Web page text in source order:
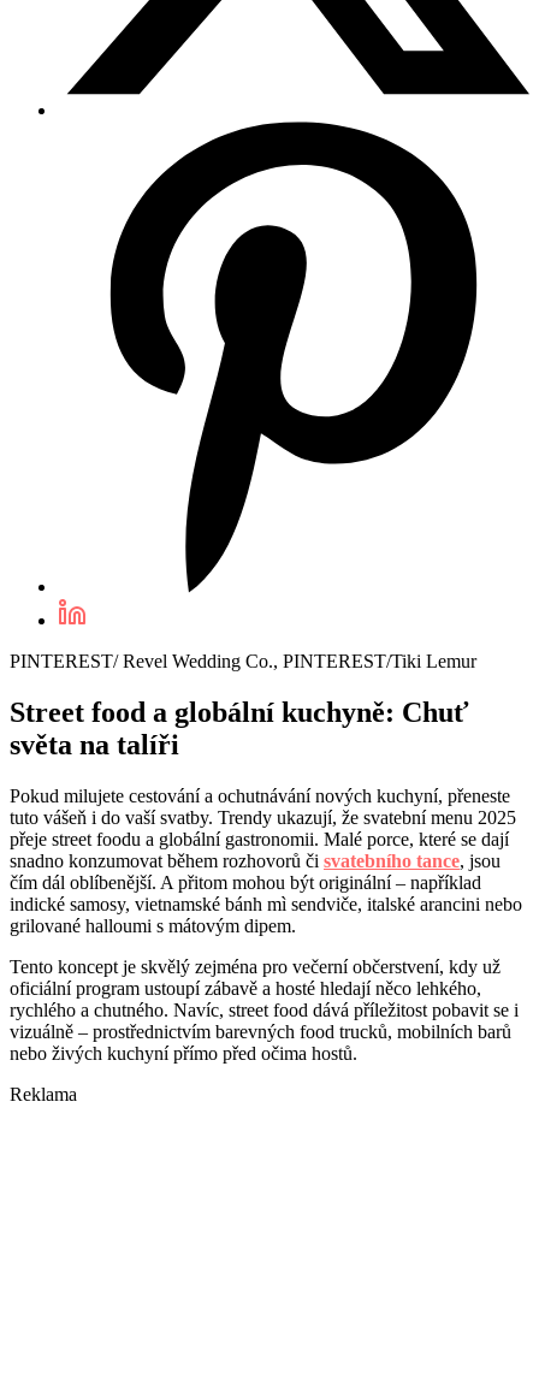
PINTEREST/ Revel Wedding Co., PINTEREST/Tiki Lemur
Street food a globální kuchyně: Chuť
světa na talíři
Pokud milujete cestování a ochutnávání nových kuchyní, přeneste
tuto vášeň i do vaší svatby. Trendy ukazují, že svatební menu 2025
přeje street foodu a globální gastronomii. Malé porce, které se dají
snadno konzumovat během rozhovorů či svatebního tance, jsou
čím dál oblíbenější. A přitom mohou být originální – například
indické samosy, vietnamské bánh mì sendviče, italské arancini nebo
grilované halloumi s mátovým dipem.
Tento koncept je skvělý zejména pro večerní občerstvení, kdy už
oficiální program ustoupí zábavě a hosté hledají něco lehkého,
rychlého a chutného. Navíc, street food dává příležitost pobavit se i
vizuálně – prostřednictvím barevných food trucků, mobilních barů
nebo živých kuchyní přímo před očima hostů.
Reklama